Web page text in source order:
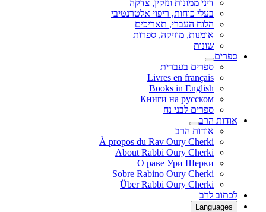
דיני ממונות ונזקין, צדקה
בעלי כוחות, ריפוי אלטרנטיבי
הלוח העברי, תאריכים
אומנות, מוזיקה, ספרות
שונות
ספרים
ספרים בעברית
Livres en français
Books in English
Книги на русском
ספרים לבני נח
אודות הרב
אודות הרב
À propos du Rav Oury Cherki
About Rabbi Oury Cherki
О раве Ури Шерки
Sobre Rabino Oury Cherki
Über Rabbi Oury Cherki
לכתוב לרב
Languages